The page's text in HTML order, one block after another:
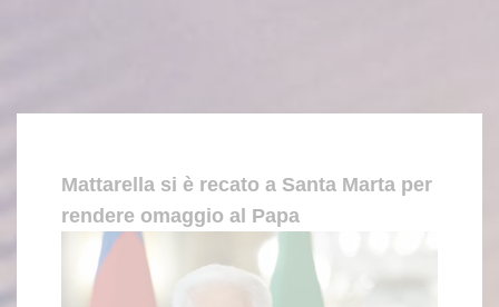
Mattarella si è recato a Santa Marta per
rendere omaggio al Papa